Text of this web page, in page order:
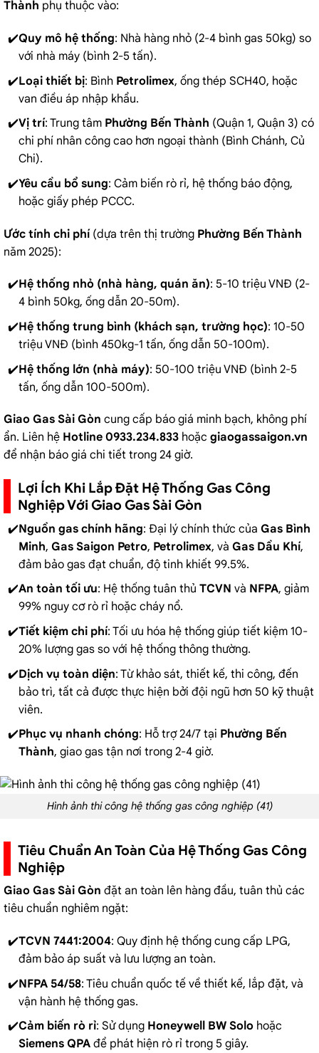
Thành phụ thuộc vào:
Quy mô hệ thống: Nhà hàng nhỏ (2-4 bình gas 50kg) so
với nhà máy (bình 2-5 tấn).
Loại thiết bị: Bình Petrolimex, ống thép SCH40, hoặc
van điều áp nhập khẩu.
Vị trí: Trung tâm Phường Bến Thành (Quận 1, Quận 3) có
chi phí nhân công cao hơn ngoại thành (Bình Chánh, Củ
Chi).
Yêu cầu bổ sung: Cảm biến rò rỉ, hệ thống báo động,
hoặc giấy phép PCCC.
Ước tính chi phí(dựa trên thị trường Phường Bến Thành
năm 2025):
Hệ thống nhỏ (nhà hàng, quán ăn): 5-10 triệu VNĐ (2-
4 bình 50kg, ống dẫn 20-50m).
Hệ thống trung bình (khách sạn, trường học): 10-50
triệu VNĐ (bình 450kg-1 tấn, ống dẫn 50-100m).
Hệ thống lớn (nhà máy): 50-100 triệu VNĐ (bình 2-5
tấn, ống dẫn 100-500m).
Giao Gas Sài Gòn cung cấp báo giá minh bạch, không phí
ẩn. Liên hệ Hotline 0933.234.833 hoặc giaogassaigon.vn
để nhận báo giá chi tiết trong 24 giờ.
Lợi Ích Khi Lắp Đặt Hệ Thống Gas Công
Nghiệp Với Giao Gas Sài Gòn
Nguồn gas chính hãng: Đại lý chính thức của Gas Bình
Minh, Gas Saigon Petro, Petrolimex, và Gas Dầu Khí,
đảm bảo gas đạt chuẩn, độ tinh khiết 99.5%.
An toàn tối ưu: Hệ thống tuân thủ TCVN và NFPA, giảm
99% nguy cơ rò rỉ hoặc cháy nổ.
Tiết kiệm chi phí: Tối ưu hóa hệ thống giúp tiết kiệm 10-
20% lượng gas so với hệ thống thông thường.
Dịch vụ toàn diện: Từ khảo sát, thiết kế, thi công, đến
bảo trì, tất cả được thực hiện bởi đội ngũ hơn 50 kỹ thuật
viên.
Phục vụ nhanh chóng: Hỗ trợ 24/7 tại Phường Bến
Thành, giao gas tận nơi trong 2-4 giờ.
Hình ảnh thi công hệ thống gas công nghiệp (41)
Tiêu Chuẩn An Toàn Của Hệ Thống Gas Công
Nghiệp
Giao Gas Sài Gòn đặt an toàn lên hàng đầu, tuân thủ các
tiêu chuẩn nghiêm ngặt:
TCVN 7441:2004: Quy định hệ thống cung cấp LPG,
đảm bảo áp suất và lưu lượng an toàn.
NFPA 54/58: Tiêu chuẩn quốc tế về thiết kế, lắp đặt, và
vận hành hệ thống gas.
Cảm biến rò rỉ: Sử dụng Honeywell BW Solohoặc
Siemens QPAđể phát hiện rò rỉ trong 5 giây.